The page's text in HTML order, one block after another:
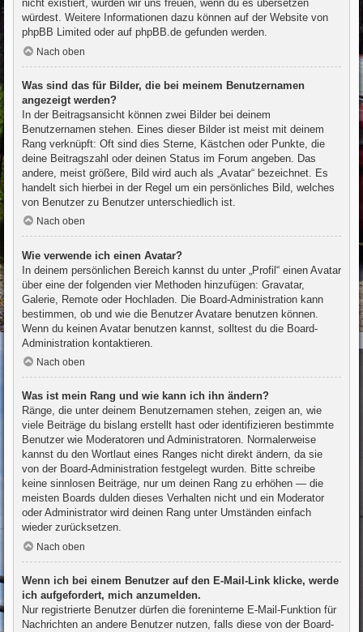
nicht existiert, würden wir uns freuen, wenn du es übersetzen
würdest. Weitere Informationen dazu können auf der Website von
phpBB Limited oder auf phpBB.de gefunden werden.
Nach oben
Was sind das für Bilder, die bei meinem Benutzernamen
angezeigt werden?
In der Beitragsansicht können zwei Bilder bei deinem
Benutzernamen stehen. Eines dieser Bilder ist meist mit deinem
Rang verknüpft: Oft sind dies Sterne, Kästchen oder Punkte, die
deine Beitragszahl oder deinen Status im Forum angeben. Das
andere, meist größere, Bild wird auch als „Avatar“ bezeichnet. Es
handelt sich hierbei in der Regel um ein persönliches Bild, welches
von Benutzer zu Benutzer unterschiedlich ist.
Nach oben
Wie verwende ich einen Avatar?
In deinem persönlichen Bereich kannst du unter „Profil“ einen Avatar
über eine der folgenden vier Methoden hinzufügen: Gravatar,
Galerie, Remote oder Hochladen. Die Board-Administration kann
bestimmen, ob und wie die Benutzer Avatare benutzen können.
Wenn du keinen Avatar benutzen kannst, solltest du die Board-
Administration kontaktieren.
Nach oben
Was ist mein Rang und wie kann ich ihn ändern?
Ränge, die unter deinem Benutzernamen stehen, zeigen an, wie
viele Beiträge du bislang erstellt hast oder identifizieren bestimmte
Benutzer wie Moderatoren und Administratoren. Normalerweise
kannst du den Wortlaut eines Ranges nicht direkt ändern, da sie
von der Board-Administration festgelegt wurden. Bitte schreibe
keine sinnlosen Beiträge, nur um deinen Rang zu erhöhen — die
meisten Boards dulden dieses Verhalten nicht und ein Moderator
oder Administrator wird deinen Rang unter Umständen einfach
wieder zurücksetzen.
Nach oben
Wenn ich bei einem Benutzer auf den E-Mail-Link klicke, werde
ich aufgefordert, mich anzumelden.
Nur registrierte Benutzer dürfen die foreninterne E-Mail-Funktion für
Nachrichten an andere Benutzer nutzen, falls diese von der Board-